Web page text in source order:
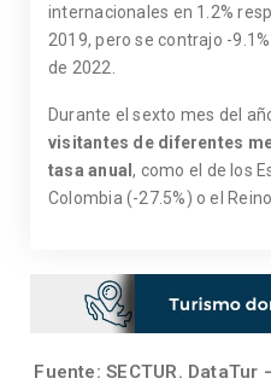
internacionales en 1.2%
2019, pero se contrajo -
de 2022.
Durante el sexto mes del
visitantes de diferentes
tasa anual, como el de los
Colombia (-27.5%) o el
Fuente: SECTUR.